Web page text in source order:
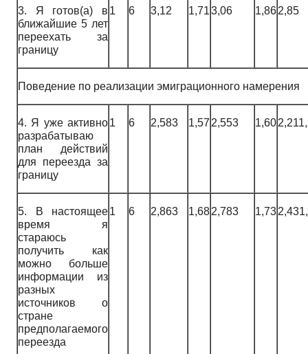
3. Я готов(а) в
ближайшие 5 лет
переехать за
границу
1 6 3,12 1,713,06 1,862,85
Поведение по реализации эмиграционного намерения
4. Я уже активно
разрабатываю
план действий
для переезда за
границу
1 6 2,583 1,57 2,553 1,60
5. В настоящее
время я
стараюсь
получить как
можно больше
информации из
разных
источников о
стране
предполагаемого
переезда
1 6 2,863 1,682,783 1,73